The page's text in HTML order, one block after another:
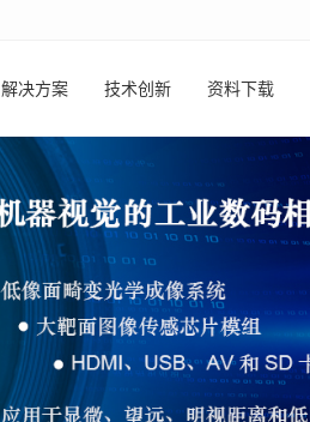
解决方案 技术创新 资料下载